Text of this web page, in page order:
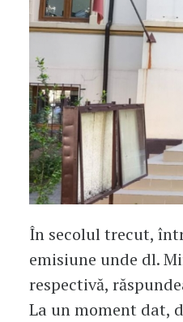
În secolul trecut,
emisiune unde dl.
respectivă,
La un moment dat,